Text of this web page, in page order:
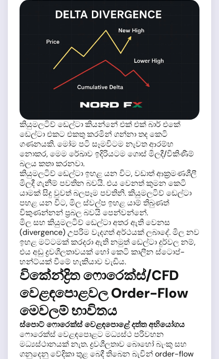
කියුමලටිව් ඩෙල්ටා කියන්නේ එක් එක් බාර් එකේ
ඩෙල්ටා එකට එකතු කරමින් ගන්නා තද කෙටි
ගණනයකි. මෝම පටි සෑමවිටම නැවත ආරම්භ
නොකර, මෙම රේඛාව ඉදිරියටම ගොස් මිලදී/විකිණීම්
බලය කතා කරනවා.
කියුමලටිව් ඩෙල්ටා ඉහළ යන විට, වඩාත් ආක්‍රමණශීලී
මිලදී ගැනීම් පවතින බවයි. එය වෙනත් කුමන කෙටි
යාමක් සිදු වුවත් බලපෑම පවතිනි. කියුමලටිව් ඩෙල්ටා
පහළ යන විට, මිල ස්වල්ප ඉහළ යාම් තිබුණත්
විකුණන්නන් ප්‍රබල බවයි පෙන්වන්නේ.
මිල සහ කියුමලටිව් ඩෙල්ටා අතර ඇති වෙනස
(divergence) උපරිම වැදගත් අර්ථයක් ලබාදේ. මිල නව
ඉහළ මට්ටමක් කරදරා ඇති නමුත් ඩෙල්ටා දුර්වල නම්,
එය අඩු ද්‍රවශීලතාවයක් හෝ කෙටි කාලීන ස්ටොප්-
හන්ට්යක් වීමේ හැකියාව වැඩිය.
විකේන්ද්‍රිත ෆොරෙක්ස්/CFD
වෙළඳපොළවල Order-Flow
මෙවලම් භාවිතය
ස්පොට් ෆොරෙක්ස් වෙළඳපොළේ දත්ත අභියෝගය
ෆොරෙක්ස් වෙළඳපොළට මධ්‍යස්ථ පරිවහන
මධ්‍යස්ථානයක් නැත. ද්‍රවශීලතාව බොහෝ බැංකු සහ
ගනුදෙනු වේදිකා තුළ බෙදී තිබෙන බැවින් order-flow